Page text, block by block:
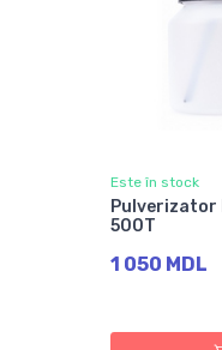
Este în stock
Pulverizator
500T
1 050 MDL